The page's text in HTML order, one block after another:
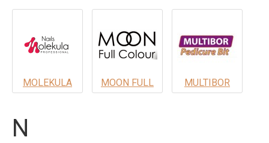
MOLEKULA MOON FULL MULTIBOR
N